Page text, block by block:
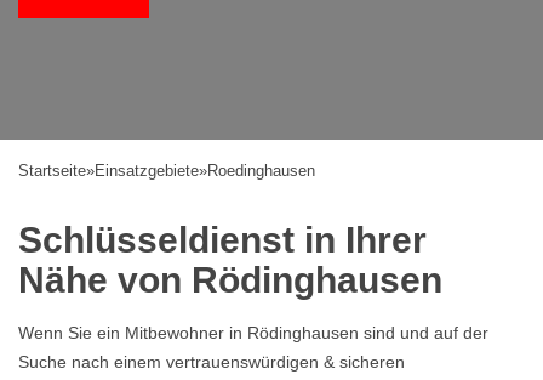
Startseite»Einsatzgebiete»Roedinghausen
Schlüsseldienst in Ihrer
Nähe von Rödinghausen
Wenn Sie ein Mitbewohner in Rödinghausen sind und auf der
Suche nach einem vertrauenswürdigen & sicheren